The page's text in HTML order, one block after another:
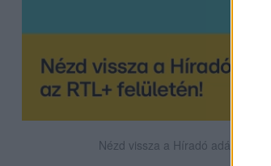
Nézd vissza a Híradó adásait az